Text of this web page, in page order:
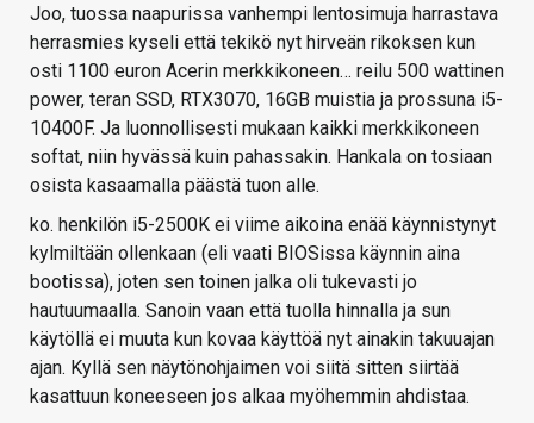
Joo, tuossa naapurissa vanhempi lentosimuja harrastava
herrasmies kyseli että tekikö nyt hirveän rikoksen kun
osti 1100 euron Acerin merkkikoneen… reilu 500 wattinen
power, teran SSD, RTX3070, 16GB muistia ja prossuna i5-
10400F. Ja luonnollisesti mukaan kaikki merkkikoneen
softat, niin hyvässä kuin pahassakin. Hankala on tosiaan
osista kasaamalla päästä tuon alle.
ko. henkilön i5-2500K ei viime aikoina enää käynnistynyt
kylmiltään ollenkaan (eli vaati BIOSissa käynnin aina
bootissa), joten sen toinen jalka oli tukevasti jo
hautuumaalla. Sanoin vaan että tuolla hinnalla ja sun
käytöllä ei muuta kun kovaa käyttöä nyt ainakin takuuajan
ajan. Kyllä sen näytönohjaimen voi siitä sitten siirtää
kasattuun koneeseen jos alkaa myöhemmin ahdistaa.